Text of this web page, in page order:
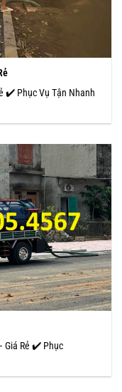
✔️ Phục Vụ Tận Nhanh
Giá Rẻ ✔️ Phục